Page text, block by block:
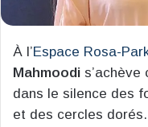
À l’Espace Rosa-
Mahmoodi
dans le silence des
et des cercles dorés.